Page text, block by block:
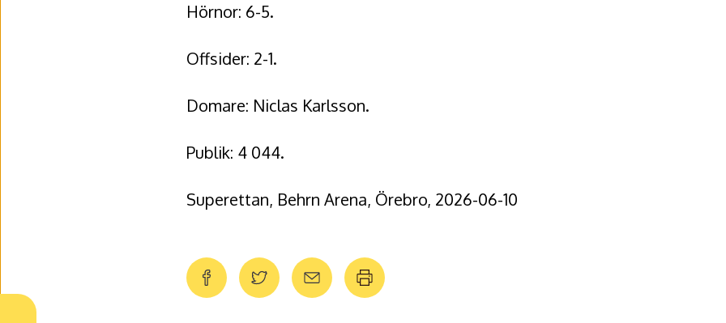
Hörnor: 6-5.
Offsider: 2-1.
Domare: Niclas Karlsson.
Publik: 4 044.
Superettan, Behrn Arena, Örebro, 2026-06-10